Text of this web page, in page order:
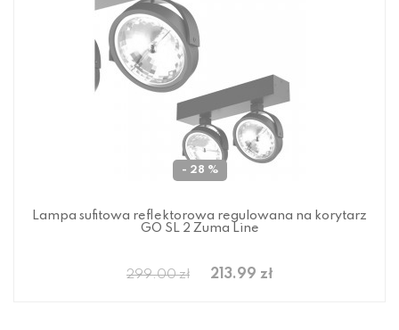
- 28 %
Lampa sufitowa reflektorowa regulowana na korytarz
GO SL 2 Zuma Line
299.00 zł 213.99 zł